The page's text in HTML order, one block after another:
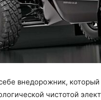
внедорожник,
чистотой